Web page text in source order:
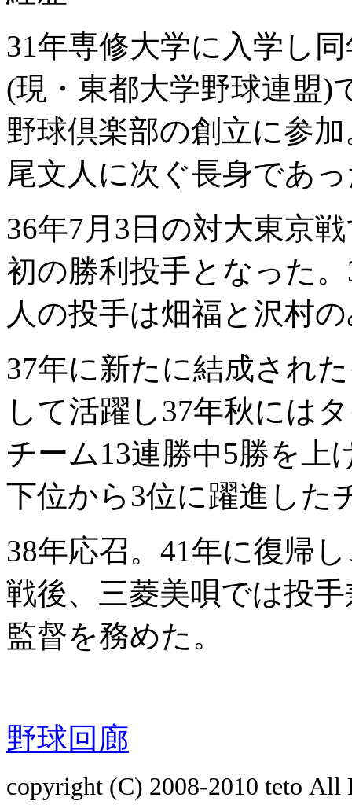
31年専修大学に入学し
(現・東都大学野球連盟)
野球倶楽部の創立に参
尾文人に次ぐ長身であ
36年7月3日の対大東京
初の勝利投手となった
人の投手は畑福と沢村
37年に新たに結成され
して活躍し37年秋には
チーム13連勝中5勝を上
下位から3位に躍進した
38年応召。41年に復帰
戦後、三菱美唄では投
監督を務めた。
野球回廊
copyright (C) 2008-2010 teto All